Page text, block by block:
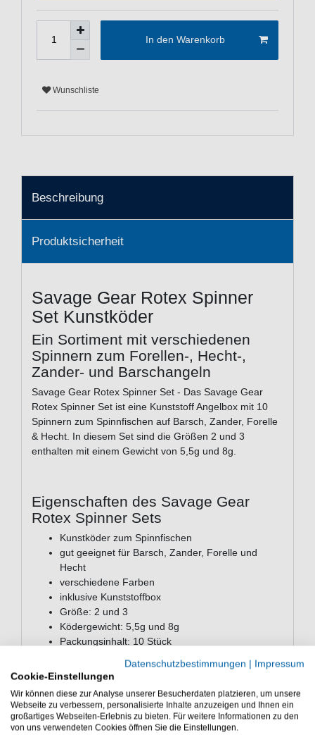
In den Warenkorb
Wunschliste
Beschreibung
Produktsicherheit
Savage Gear Rotex Spinner
Set Kunstköder
Ein Sortiment mit verschiedenen
Spinnern zum Forellen-, Hecht-,
Zander- und Barschangeln
Savage Gear Rotex Spinner Set - Das Savage Gear
Rotex Spinner Set ist eine Kunststoff Angelbox mit 10
Spinnern zum Spinnfischen auf Barsch, Zander, Forelle
& Hecht. In diesem Set sind die Größen 2 und 3
enthalten mit einem Gewicht von 5,5g und 8g.
Eigenschaften des Savage Gear
Rotex Spinner Sets
Kunstköder zum Spinnfischen
gut geeignet für Barsch, Zander, Forelle und
Hecht
verschiedene Farben
inklusive Kunststoffbox
Größe: 2 und 3
Ködergewicht: 5,5g und 8g
Packungsinhalt: 10 Stück
Das Savage Gear Rotex Spinner Set ist ein
Ködersortiment fürs Raubfischangeln - Das Savage
Gear Rotex Spinner Set ist gut geeignet für Barsch und
Forelle
Datenschutzbestimmungen | Impressum
Cookie-Einstellungen
Wir können diese zur Analyse unserer Besucherdaten platzieren, um unsere
Webseite zu verbessern, personalisierte Inhalte anzuzeigen und Ihnen ein
großartiges Webseiten-Erlebnis zu bieten. Für weitere Informationen zu den
von uns verwendeten Cookies öffnen Sie die Einstellungen.